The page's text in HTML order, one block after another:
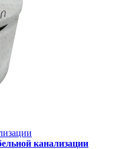
канализации